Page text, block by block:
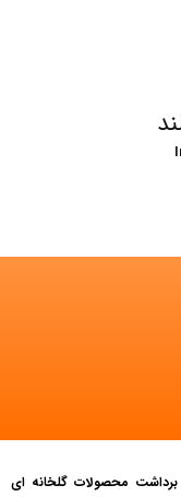
محصولات گلخانه ای